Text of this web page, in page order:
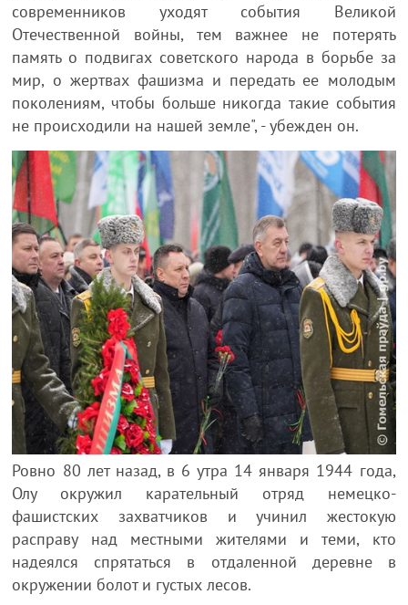
современников уходят события Великой
Отечественной войны, тем важнее не потерять
память о подвигах советского народа в борьбе за
мир, о жертвах фашизма и передать ее молодым
поколениям, чтобы больше никогда такие события
не происходили на нашей земле", - убежден он.
Ровно 80 лет назад, в 6 утра 14 января 1944 года,
Олу окружил карательный отряд немецко-
фашистских захватчиков и учинил жестокую
расправу над местными жителями и теми, кто
надеялся спрятаться в отдаленной деревне в
окружении болот и густых лесов.